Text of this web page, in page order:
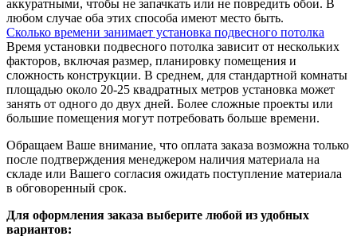
аккуратными, чтобы не запачкать или не повредить обои. В
любом случае оба этих способа имеют место быть.
Сколько времени занимает установка подвесного потолка
Время установки подвесного потолка зависит от нескольких
факторов, включая размер, планировку помещения и
сложность конструкции. В среднем, для стандартной комнаты
площадью около 20-25 квадратных метров установка может
занять от одного до двух дней. Более сложные проекты или
большие помещения могут потребовать больше времени.
Обращаем Ваше внимание, что оплата заказа возможна только
после подтверждения менеджером наличия материала на
складе или Вашего согласия ожидать поступление материала
в обговоренный срок.
Для оформления заказа выберите любой из удобных
вариантов: